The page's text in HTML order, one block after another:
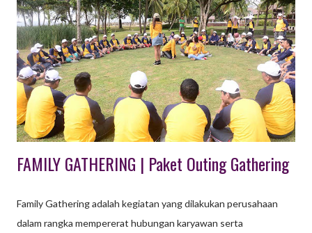
dengan tujuan masing – masing. Biasanya gala dinner diadakan
untuk merayakan suatu acara maupun sekaligus gathering suatu
perusahan dan semacamnya. Gala dinner identik dengan
diadakannya di sebuah restorant maupun hotel. Dalam gala
dinner pastinya semua peserta akan menantikan jalannya suatu
acara yang istimewa dengan menikmati hidangan lezat pada
malam har...
FAMILY GATHERING | Paket Outing Gathering
Family Gathering adalah kegiatan yang dilakukan perusahaan
dalam rangka mempererat hubungan karyawan serta